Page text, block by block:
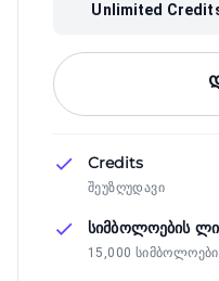
Unlimited
Credits
შეუზღუდავი
სიმბოლოების
15,000